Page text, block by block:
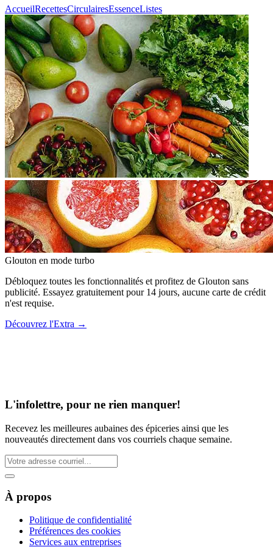
AccueilRecettesCirculairesEssenceListes
Glouton en mode turbo
Débloquez toutes les fonctionnalités et profitez de Glouton sans
publicité. Essayez gratuitement pour 14 jours, aucune carte de crédit
n'est requise.
Découvrez l'Extra →
L'infolettre, pour ne rien manquer!
Recevez les meilleures aubaines des épiceries ainsi que les
nouveautés directement dans vos courriels chaque semaine.
À propos
Politique de confidentialité
Préférences des cookies
Services aux entreprises